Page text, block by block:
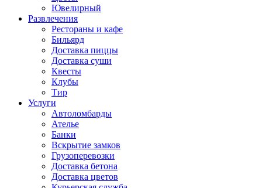
Ювелирный
Развлечения
Рестораны и кафе
Бильярд
Доставка пиццы
Доставка суши
Квесты
Клубы
Тир
Услуги
Автоломбарды
Ателье
Банки
Вскрытие замков
Грузоперевозки
Доставка бетона
Доставка цветов